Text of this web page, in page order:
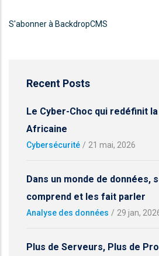
S'abonner à BackdropCMS
Recent Posts
Le Cyber-Choc qui redéfinit
Africaine
Cybersécurité / 21 mai, 2026
Dans un monde de données,
comprend et les fait parler
Analyse des données / 29 jan,
Plus de Serveurs, Plus de